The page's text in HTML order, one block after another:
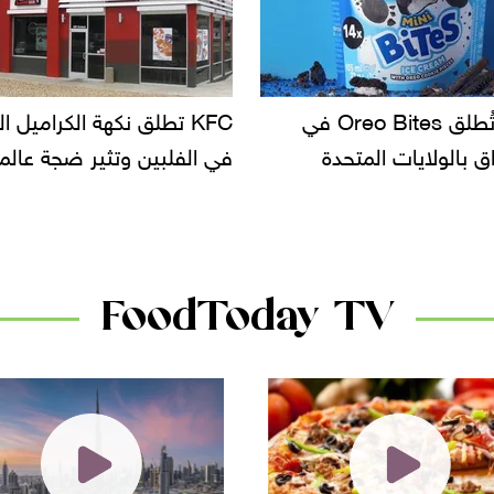
KFC تطلق نكهة الكراميل المملح
وتثير ضجة عالمية
دعوات للتحقيق في أسباب
سحب بعض ألبان
FoodToday TV